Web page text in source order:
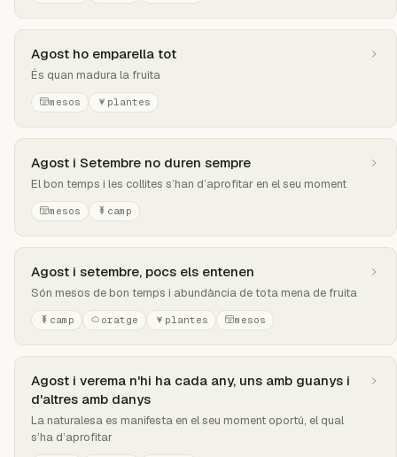
Agost ho emparella tot
És quan madura la fruita
mesos plantes
Agost i Setembre no duren sempre
El bon temps i les collites s’han d’aprofitar en el seu moment
mesos camp
Agost i setembre, pocs els entenen
Són mesos de bon temps i abundància de tota mena de fruita
camp oratge plantes mesos
Agost i verema n'hi ha cada any, uns amb guanys i
d'altres amb danys
La naturalesa es manifesta en el seu moment oportú, el qual
s’ha d’aprofitar